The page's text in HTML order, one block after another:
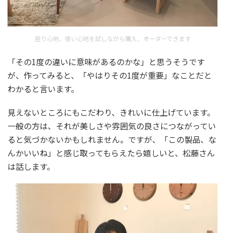
座り心地、使い心地を試しながら購入、オーダーできます
「その1度の違いに意味があるのかな」と思うそうです
が、作ってみると、「やはりその1度が重要」なことだと
わかると言います。
見えないところにもこだわり、きれいに仕上げています。
一般の方は、それが美しさや雰囲気の良さにつながってい
ると気づかないかもしれません。ですが、「この製品、な
んかいいね」と感じ取ってもらえたら嬉しいと、松藤さん
は話します。